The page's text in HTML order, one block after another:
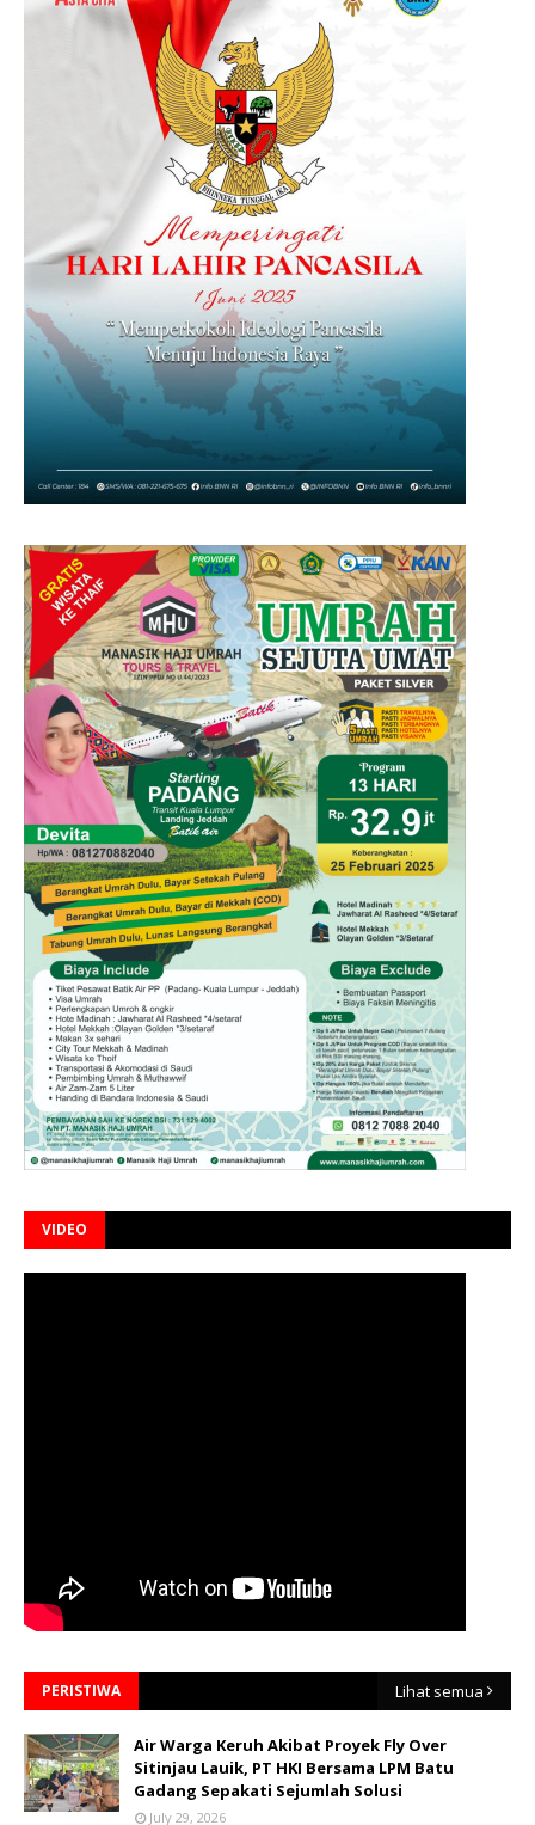
VIDEO
PERISTIWA Lihat semua
Air Warga Keruh Akibat Proyek Fly Over
Sitinjau Lauik, PT HKI Bersama LPM Batu
Gadang Sepakati Sejumlah Solusi
July 29, 2026